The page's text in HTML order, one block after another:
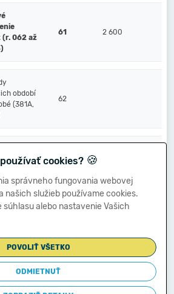
(r. 062 až
61 2 600
období
(381A,
62
období
382A)
63
budúcich
65 2 584
cookies? 🍪
správneho fungovania webovej
našich služieb používame cookies.
súhlasu alebo nastavenie Vašich
POVOLIŤ VŠETKO
ODMIETNUŤ